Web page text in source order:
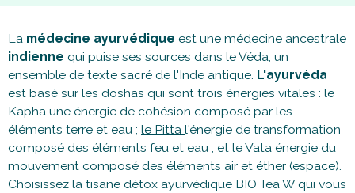
La médecine ayurvédique est une médecine ancestrale
indienne qui puise ses sources dans le Véda, un
ensemble de texte sacré de l'Inde antique. L'ayurvéda
est basé sur les doshas qui sont trois énergies vitales : le
Kapha une énergie de cohésion composé par les
éléments terre et eau ; le Pitta l'énergie de transformation
composé des éléments feu et eau ; et le Vata énergie du
mouvement composé des éléments air et éther (espace).
Choisissez la tisane détox ayurvédique BIO Tea W qui vous